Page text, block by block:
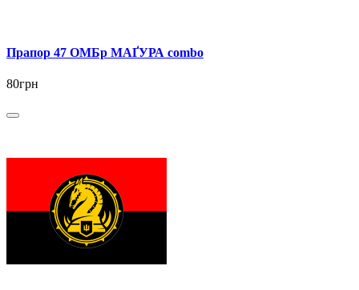
Прапор 47 ОМБр МАҐУРА combo
80грн